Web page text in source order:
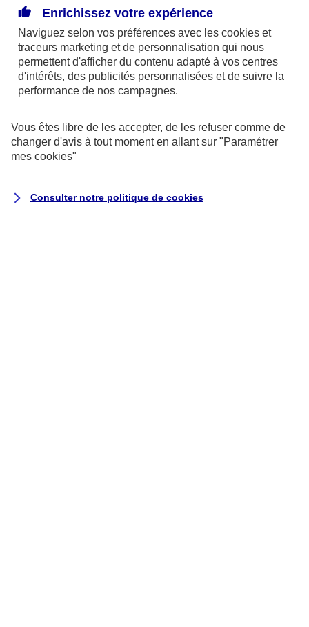
publics. L'ambition était d'appliquer totalement cette
loi au bout de 10 ans. Pourtant, en 2021, de
nombreux bâtiments publics sont encore
inaccesibles aux personnes à mobilité réduite.
l'Association des Paralysés de France, paru en
2020, 9 personnes sur 10 éprouvent encore des
(ex : liées aux bagages, poussettes, béquilles,
Enrichissez votre expérience
Naviguez selon vos préférences avec les cookies et
traceurs marketing et de personnalisation qui nous
permettent d'afficher du contenu adapté à vos centres
d'intérêts, des publicités personnalisées et de suivre la
performance de nos campagnes.
Vous êtes libre de les accepter, de les refuser comme de
changer d'avis à tout moment en allant sur "Paramétrer
mes cookies"
Consulter notre politique de cookies